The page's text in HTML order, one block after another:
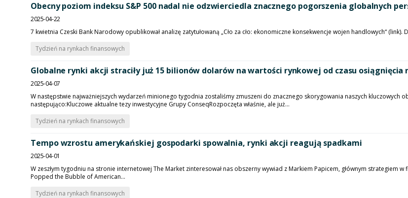
Obecny poziom indeksu S&P 500 nadal nie odzwierciedla znacznego pogorszenia globalnych
2025-04-22
7 kwietnia Czeski Bank Narodowy opublikował analizę zatytułowaną „Cło za cło: ekonomiczne konsekwencje wojen handlowych“
Tydzień na rynkach finansowych
Globalne rynki akcji straciły już 15 bilionów dolarów na wartości rynkowej od czasu osiągnięcia
2025-04-07
W następstwie najważniejszych wydarzeń minionego tygodnia zostaliśmy zmuszeni do znacznego skorygowania naszych kluczowych
następująco:Kluczowe aktualne tezy inwestycyjne Grupy ConseqRozpoczęta właśnie, ale już...
Tydzień na rynkach finansowych
Tempo wzrostu amerykańskiej gospodarki spowalnia, rynki akcji reagują spadkami
2025-04-01
W zeszłym tygodniu na stronie internetowej The Market zinteresował nas obszerny wywiad z Markiem Papicem, głównym strategiem
Popped the Bubble of American...
Tydzień na rynkach finansowych